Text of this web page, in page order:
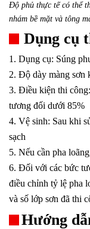
Độ phủ thực tế có thể
nhám bề mặt và tông
Dụng cụ
1. Dụng cụ: Súng
2. Độ dày màng sơn
3. Điều kiện thi
tương đối dưới 85%
4. Vệ sinh: Sau khi
sạch
5. Nếu cần pha
6. Đối với các bức
điều chỉnh tỷ lệ pha
và số lớp sơn đã thi
Hướng